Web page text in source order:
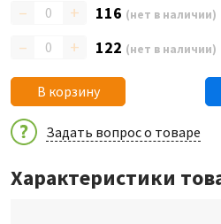
– + 116 (нет в наличии)
– + 122 (нет в наличии)
В корзину
Задать вопрос о товаре
Характеристики